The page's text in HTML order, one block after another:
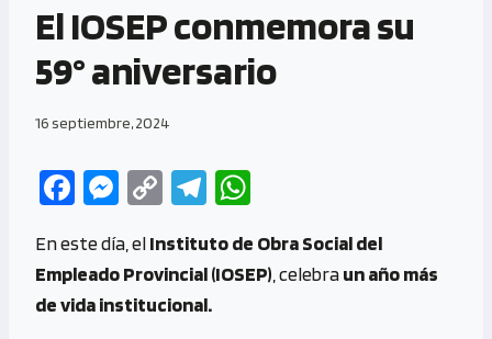
El IOSEP conmemora su
59° aniversario
16 septiembre, 2024
Fa
b
o
M
se
n
C
py
Li
Te
gr
a
at
s
En este día, elInstituto de Obra Social del
Empleado Provincial (IOSEP) , celebraun año más
de vida institucional.